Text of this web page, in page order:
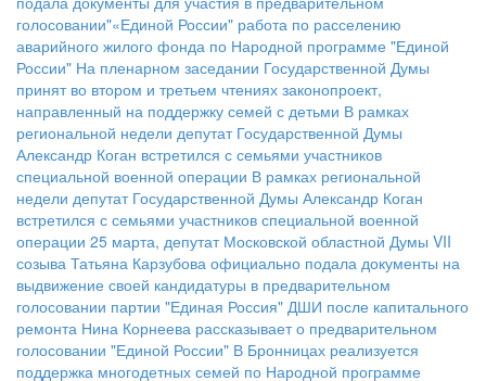
голосовании"«Единой России" работа по расселению
аварийного жилого фонда по Народной программе "Единой
России" На пленарном заседании Государственной Думы
принят во втором и третьем чтениях законопроект,
направленный на поддержку семей с детьми В рамках
региональной недели депутат Государственной Думы
Александр Коган встретился с семьями участников
специальной военной операции В рамках региональной
недели депутат Государственной Думы Александр Коган
встретился с семьями участников специальной военной
операции 25 марта, депутат Московской областной Думы VII
созыва Татьяна Карзубова официально подала документы на
выдвижение своей кандидатуры в предварительном
голосовании партии "Единая Россия" ДШИ после капитального
ремонта Нина Корнеева рассказывает о предварительном
голосовании "Единой России" В Бронницах реализуется
поддержка многодетных семей по Народной программе